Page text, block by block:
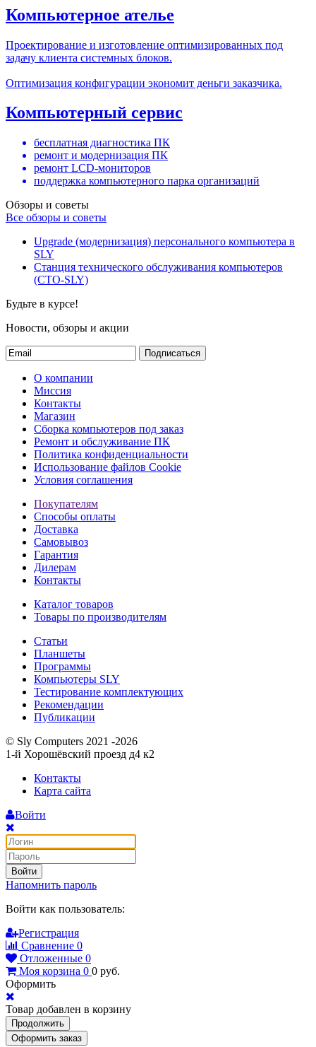
Компьютерное ателье
Проектирование и изготовление оптимизированных под
задачу клиента системных блоков.
Оптимизация конфигурации экономит деньги заказчика.
Компьютерный сервис
бесплатная диагностика ПК
ремонт и модернизация ПК
ремонт LCD-мониторов
поддержка компьютерного парка организаций
Обзоры и советы
Все обзоры и советы
Upgrade (модернизация) персонального компьютера в
SLY
Станция технического обслуживания компьютеров
(СТО-SLY)
Будьте в курсе!
Новости, обзоры и акции
Подписаться
О компании
Миссия
Контакты
Магазин
Сборка компьютеров под заказ
Ремонт и обслуживание ПК
Политика конфиденциальности
Использование файлов Cookie
Условия соглашения
Покупателям
Способы оплаты
Доставка
Самовывоз
Гарантия
Дилерам
Контакты
Каталог товаров
Товары по производителям
Статьи
Планшеты
Программы
Компьютеры SLY
Тестирование комплектующих
Рекомендации
Публикации
© Sly Computers 2021 -2026
1-й Хорошёвский проезд д4 к2
Контакты
Карта сайта
Войти
Войти
Напомнить пароль
Войти как пользователь:
Регистрация
Сравнение 0
Отложенные 0
Моя корзина 0 0 руб.
Оформить
Товар добавлен в корзину
Продолжить
Оформить заказ